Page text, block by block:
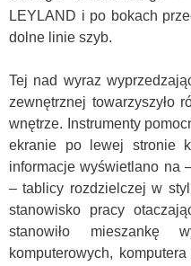
LEYLAND i po bokach
dolne linie szyb.
Tej nad wyraz
zewnętrznej towarzyszyło
wnętrze. Instrumenty
ekranie po lewej stronie
informacje wyświetlano na
– tablicy rozdzielczej w
stanowisko pracy
stanowiło mieszankę
komputerowych,